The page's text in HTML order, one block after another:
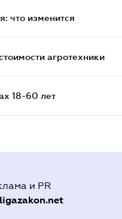
что изменится
агротехники
18-60 лет
и PR
ligazakon.net